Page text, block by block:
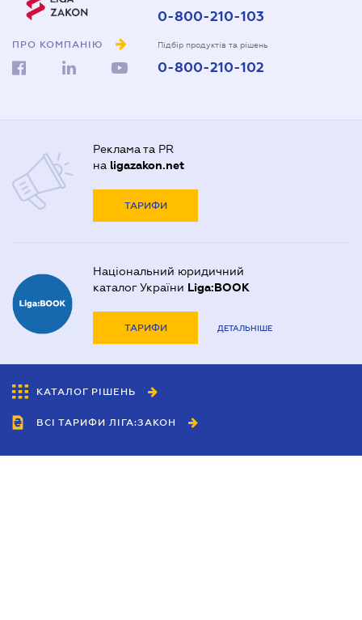
ПРО КОМПАНІЮ
0-800-210-103
Підбір продуктів та рішень
0-800-210-102
Реклама та PR
на ligazakon.net
ТАРИФИ
Національний юридичний
каталог України Liga:BOOK
ТАРИФИ ДЕТАЛЬНІШЕ
КАТАЛОГ РІШЕНЬ
ВСІ ТАРИФИ ЛІГА:ЗАКОН